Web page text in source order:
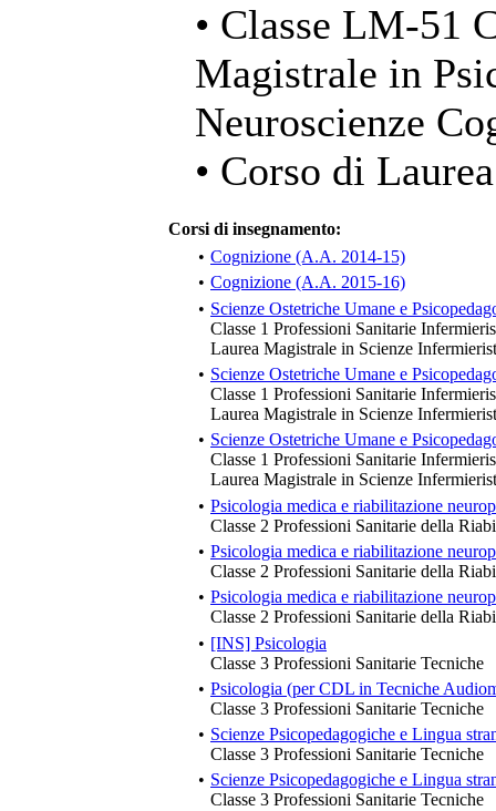
• Classe LM-51
Magistrale in
Neuroscienze
• Corso di
Corsi di insegnamento:
• Cognizione (A.A. 2014-15)
• Cognizione (A.A. 2015-16)
• Scienze Ostetriche Umane e
Classe 1 Professioni Sanitarie
Laurea Magistrale in Scienze
• Scienze Ostetriche Umane e
Classe 1 Professioni Sanitarie
Laurea Magistrale in Scienze
• Scienze Ostetriche Umane e
Classe 1 Professioni Sanitarie
Laurea Magistrale in Scienze
• Psicologia medica e riabilitazione
Classe 2 Professioni Sanitarie della
• Psicologia medica e riabilitazione
Classe 2 Professioni Sanitarie della
• Psicologia medica e riabilitazione
Classe 2 Professioni Sanitarie della
• [INS] Psicologia
Classe 3 Professioni Sanitarie Tecniche
• Psicologia (per CDL in Tecniche
Classe 3 Professioni Sanitarie Tecniche
• Scienze Psicopedagogiche e Lingua
Classe 3 Professioni Sanitarie Tecniche
• Scienze Psicopedagogiche e Lingua
Classe 3 Professioni Sanitarie Tecniche